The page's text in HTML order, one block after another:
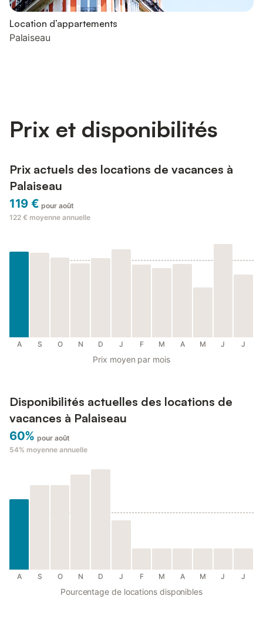
Location d’appartements
Palaiseau
Prix et disponibilités
Prix actuels des locations de vacances à
Palaiseau
119 € pour août
122 € moyenne annuelle
A S O N D J F M A M J J
Prix moyen par mois
Disponibilités actuelles des locations de
vacances à Palaiseau
60% pour août
54% moyenne annuelle
A S O N D J F M A M J J
Pourcentage de locations disponibles